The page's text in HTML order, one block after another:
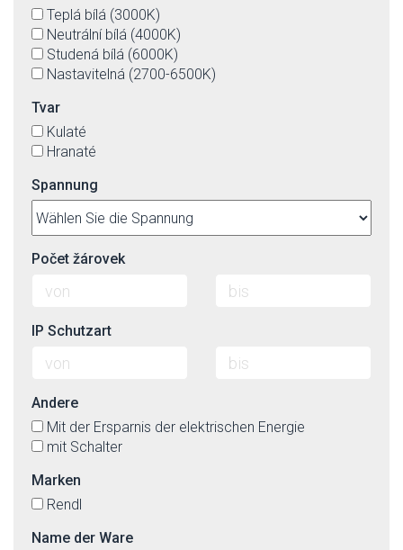
Teplá bílá (3000K)
Neutrální bílá (4000K)
Studená bílá (6000K)
Nastavitelná (2700-6500K)
Tvar
Kulaté
Hranaté
Spannung
Počet žárovek
IP Schutzart
Andere
Mit der Ersparnis der elektrischen Energie
mit Schalter
Marken
Rendl
Name der Ware